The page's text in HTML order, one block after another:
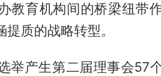
教育机构间的桥梁纽带
质的战略转型。
举产生第二届理事会57